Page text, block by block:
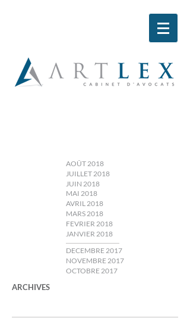
AOÛT 2018
JUILLET 2018
MAI 2018
JUIN 2018
AVRIL 2018
MARS 2018
FEVRIER 2018
JANVIER 2018
DECEMBRE 2017
NOVEMBRE 2017
OCTOBRE 2017
ARCHIVES